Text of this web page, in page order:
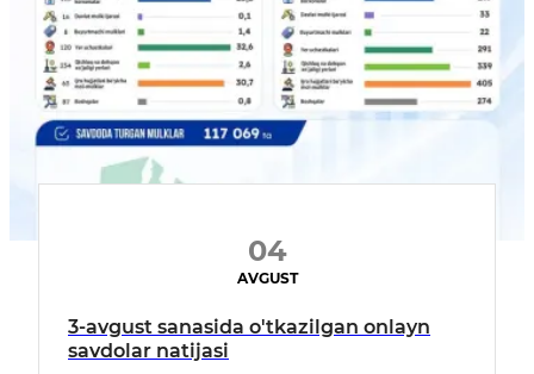
04
AVGUST
3-avgust sanasida o'tkazilgan onlayn
savdolar natijasi